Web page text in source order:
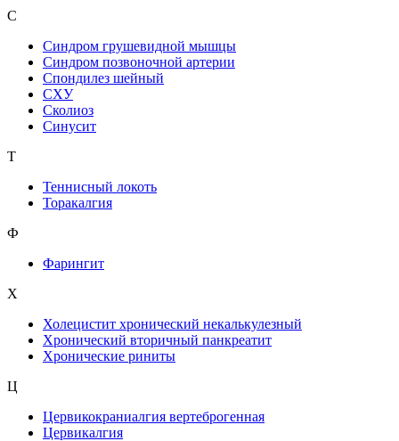
С
Синдром грушевидной мышцы
Синдром позвоночной артерии
Спондилез шейный
СХУ
Сколиоз
Синусит
Т
Теннисный локоть
Торакалгия
Ф
Фарингит
X
Холецистит хронический некалькулезный
Хронический вторичный панкреатит
Хронические риниты
Ц
Цервикокраниалгия вертеброгенная
Цервикалгия